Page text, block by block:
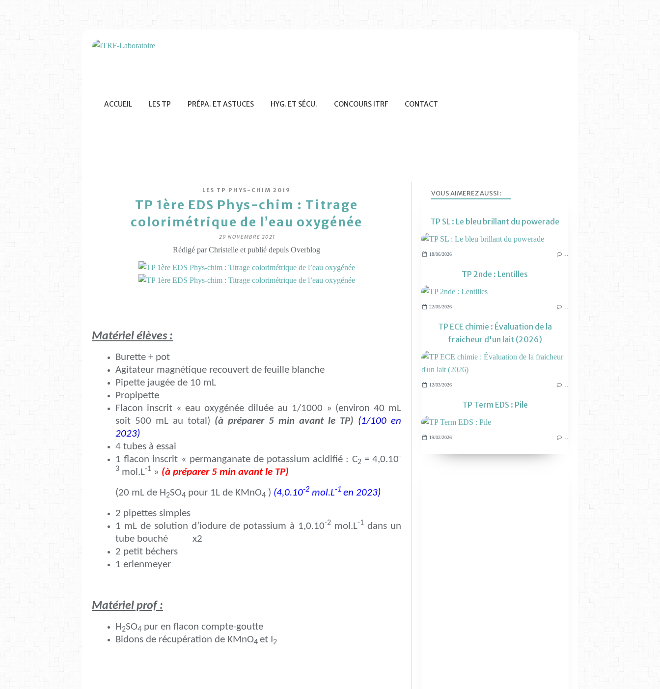
ACCUEIL LES TP PRÉPA. ET ASTUCES HYG. ET SÉCU. CONCOURS ITRF CONTACT
LES TP PHYS-CHIM 2019
TP 1ère EDS Phys-chim : Titrage
colorimétrique de l’eau oxygénée
29 NOVEMBRE 2021
Rédigé par Christelle et publié depuis Overblog
Matériel élèves :
Burette + pot
Agitateur magnétique recouvert de feuille blanche
Pipette jaugée de 10 mL
Propipette
Flacon inscrit « eau oxygénée diluée au 1/1000 » (environ 40 mL
soit 500 mL au total) (à préparer 5 min avant le TP) (1/100 en
2023)
4 tubes à essai
1 flacon inscrit « permanganate de potassium acidifié : C2= 4,0.10-
3 mol.L-1 » (à préparer 5 min avant le TP)
(20 mL de H2SO4 pour 1L de KMnO4 ) (4,0.10-2 mol.L-1 en 2023)
2 pipettes simples
1 mL de solution d’iodure de potassium à 1,0.10-2 mol.L-1 dans un
tube bouché x2
2 petit béchers
1 erlenmeyer
Matériel prof :
H2SO4 pur en flacon compte-goutte
Bidons de récupération de KMnO4 et I 2
VOUS AIMEREZ AUSSI :
TP SL : Le bleu brillant du powerade
18/06/2026
TP 2nde : Lentilles
22/05/2026
TP ECE chimie : Évaluation de la
fraicheur d'un lait (2026)
12/03/2026
TP Term EDS : Pile
19/02/2026